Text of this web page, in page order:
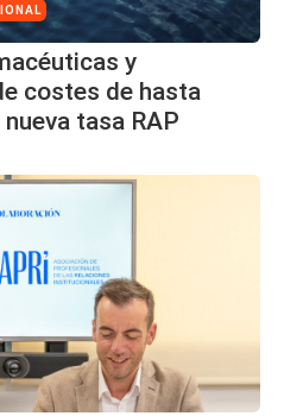
y
costes de hasta
tasa RAP